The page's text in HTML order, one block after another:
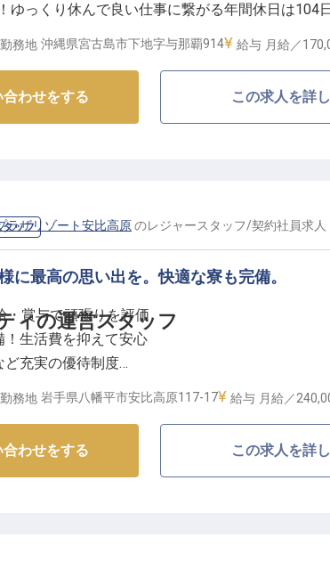
ゆっくり休んで良い仕事に繋がる年間休日は104
暇の取得実績があるので、いずれライフステージ
勤務地 沖縄県宮古島市下地字与那覇914 給与 月給／
わせをする この求人を詳
ッフ
ィの運営スタッフ
ラザリゾート安比高原のレジャースタッフ/契約社員求人
に最高の思い出を。快適な寮も完備。
・賞与で頑張りを評価
生活費を抑えて安心
充実の優待制度
を仕事にできる環境
然に囲まれた当施設で、お客様に忘れられない体
勤務地 岩手県八幡平市安比高原117-17 給与 月給／
わせをする この求人を詳